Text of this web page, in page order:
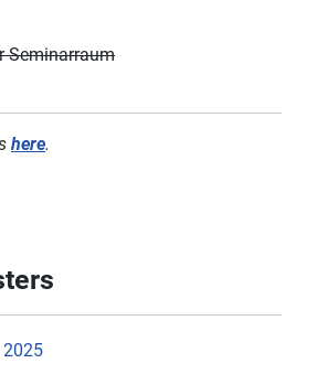
Seminarraum
here.
2025